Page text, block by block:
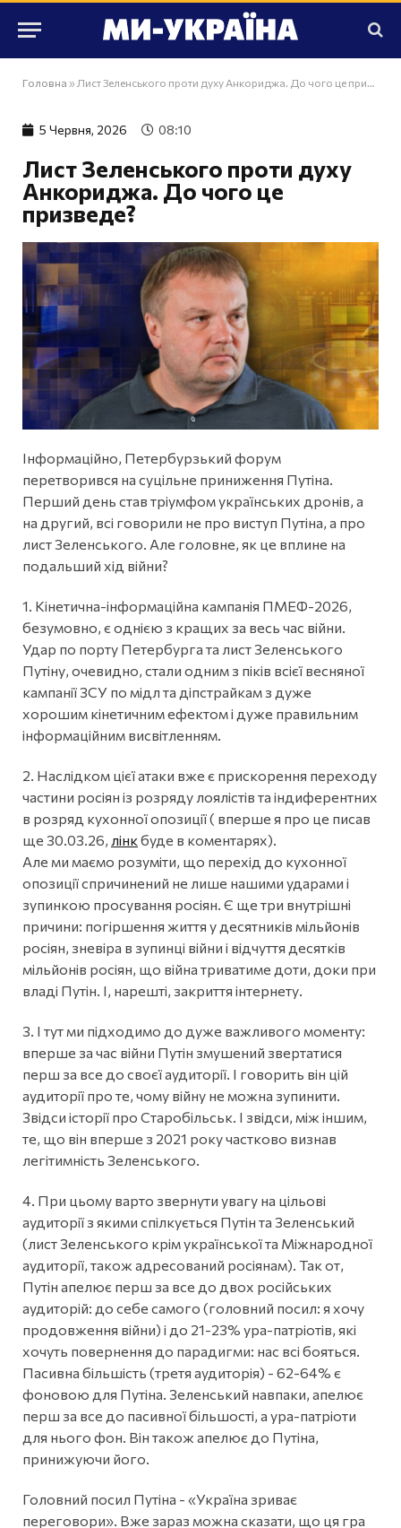
Головна » Лист Зеленського проти духу Анкориджа. До чого це призведе?
5 Червня, 2026 08:10
Лист Зеленського проти духу
Анкориджа. До чого це
призведе?
Інформаційно, Петербурзький форум
перетворився на суцільне приниження Путіна.
Перший день став тріумфом українських дронів, а
на другий, всі говорили не про виступ Путіна, а про
лист Зеленського. Але головне, як це вплине на
подальший хід війни?
1. Кінетична-інформаційна кампанія ПМЕФ-2026,
безумовно, є однією з кращих за весь час війни.
Удар по порту Петербурга та лист Зеленського
Путіну, очевидно, стали одним з піків всієї весняної
кампанії ЗСУ по мідл та діпстрайкам з дуже
хорошим кінетичним ефектом і дуже правильним
інформаційним висвітленням.
2. Наслідком цієї атаки вже є прискорення переходу
частини росіян із розряду лоялістів та індиферентних
в розряд кухонної опозиції ( вперше я про це писав
ще 30.03.26, лінкбуде в коментарях).
Але ми маємо розуміти, що перехід до кухонної
опозиції спричинений не лише нашими ударами і
зупинкою просування росіян. Є ще три внутрішні
причини: погіршення життя у десятників мільйонів
росіян, зневіра в зупинці війни і відчуття десятків
мільйонів росіян, що війна триватиме доти, доки при
владі Путін. І, нарешті, закриття інтернету.
3. І тут ми підходимо до дуже важливого моменту:
вперше за час війни Путін змушений звертатися
перш за все до своєї аудиторії. І говорить він цій
аудиторії про те, чому війну не можна зупинити.
Звідси історії про Старобільськ. І звідси, між іншим,
те, що він вперше з 2021 року частково визнав
легітимність Зеленського.
4. При цьому варто звернути увагу на цільові
аудиторії з якими спілкується Путін та Зеленський
(лист Зеленського крім української та Міжнародної
аудиторії, також адресований росіянам). Так от,
Путін апелює перш за все до двох російських
аудиторій: до себе самого (головний посил: я хочу
продовження війни) і до 21-23% ура-патріотів, які
хочуть повернення до парадигми: нас всі бояться.
Пасивна більшість (третя аудиторія) - 62-64% є
фоновою для Путіна. Зеленський навпаки, апелює
перш за все до пасивної більшості, а ура-патріоти
для нього фон. Він також апелює до Путіна,
принижуючи його.
Головний посил Путіна - «Україна зриває
переговори». Вже зараз можна сказати, що ця гра